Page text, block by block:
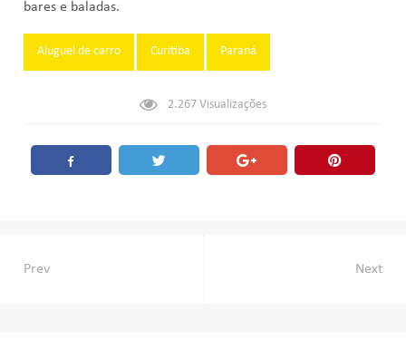
bares e baladas.
Tags:
Aluguel de carro Curitiba Paraná
2.267 Visualizações
Navegação
Prev Next